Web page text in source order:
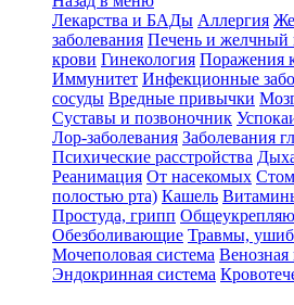
Лекарства и БАДы Аллергия
заболевания Печень и желчный
крови Гинекология Поражения
Иммунитет Инфекционные
сосуды Вредные привычки
Суставы и позвоночник
Лор-заболевания Заболевания
Психические расстройства
Реанимация От насекомых
полостью рта) Кашель
Простуда, грипп
Обезболивающие Травмы,
Мочеполовая система Венозная
Эндокринная система